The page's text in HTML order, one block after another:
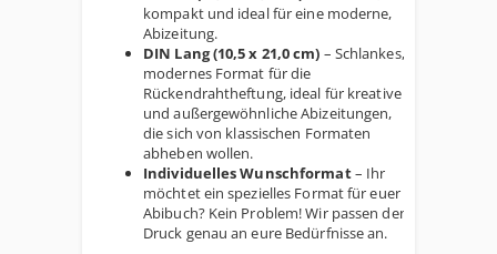
kompakt und ideal für eine moderne,
Abizeitung.
DIN Lang (10,5 x 21,0 cm) – Schlankes,
modernes Format für die
Rückendrahtheftung, ideal für kreative
und außergewöhnliche Abizeitungen,
die sich von klassischen Formaten
abheben wollen.
Individuelles Wunschformat– Ihr
möchtet ein spezielles Format für euer
Abibuch? Kein Problem! Wir passen den
Druck genau an eure Bedürfnisse an.